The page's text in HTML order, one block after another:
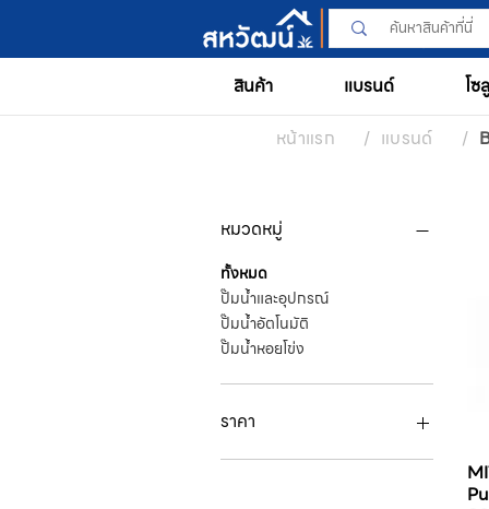
สินค้า แบรนด์ โซ
หน้าแรก
/ แบรนด์ /
หมวดหมู่
ทั้งหมด
ปั๊มน้ำและอุปกรณ์
ปั๊มน้ำอัตโนมัติ
ปั๊มน้ำหอยโข่ง
ราคา